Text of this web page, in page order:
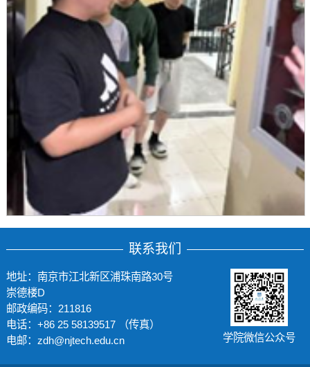
联系我们
地址：南京市江北新区浦珠南路30号
崇德楼D
邮政编码：211816
电话：+86 25 58139517 （传真）
电邮：zdh@njtech.edu.cn
学院微信公众号